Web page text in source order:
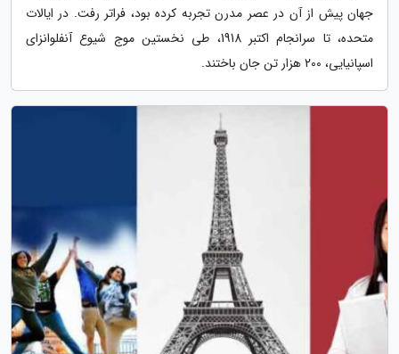
جهان پیش از آن در عصر مدرن تجربه کرده بود، فراتر رفت. در ایالات
متحده، تا سرانجام اکتبر 1918، طی نخستین موج شیوع آنفلوانزای
اسپانیایی، 200 هزار تن جان باختند.